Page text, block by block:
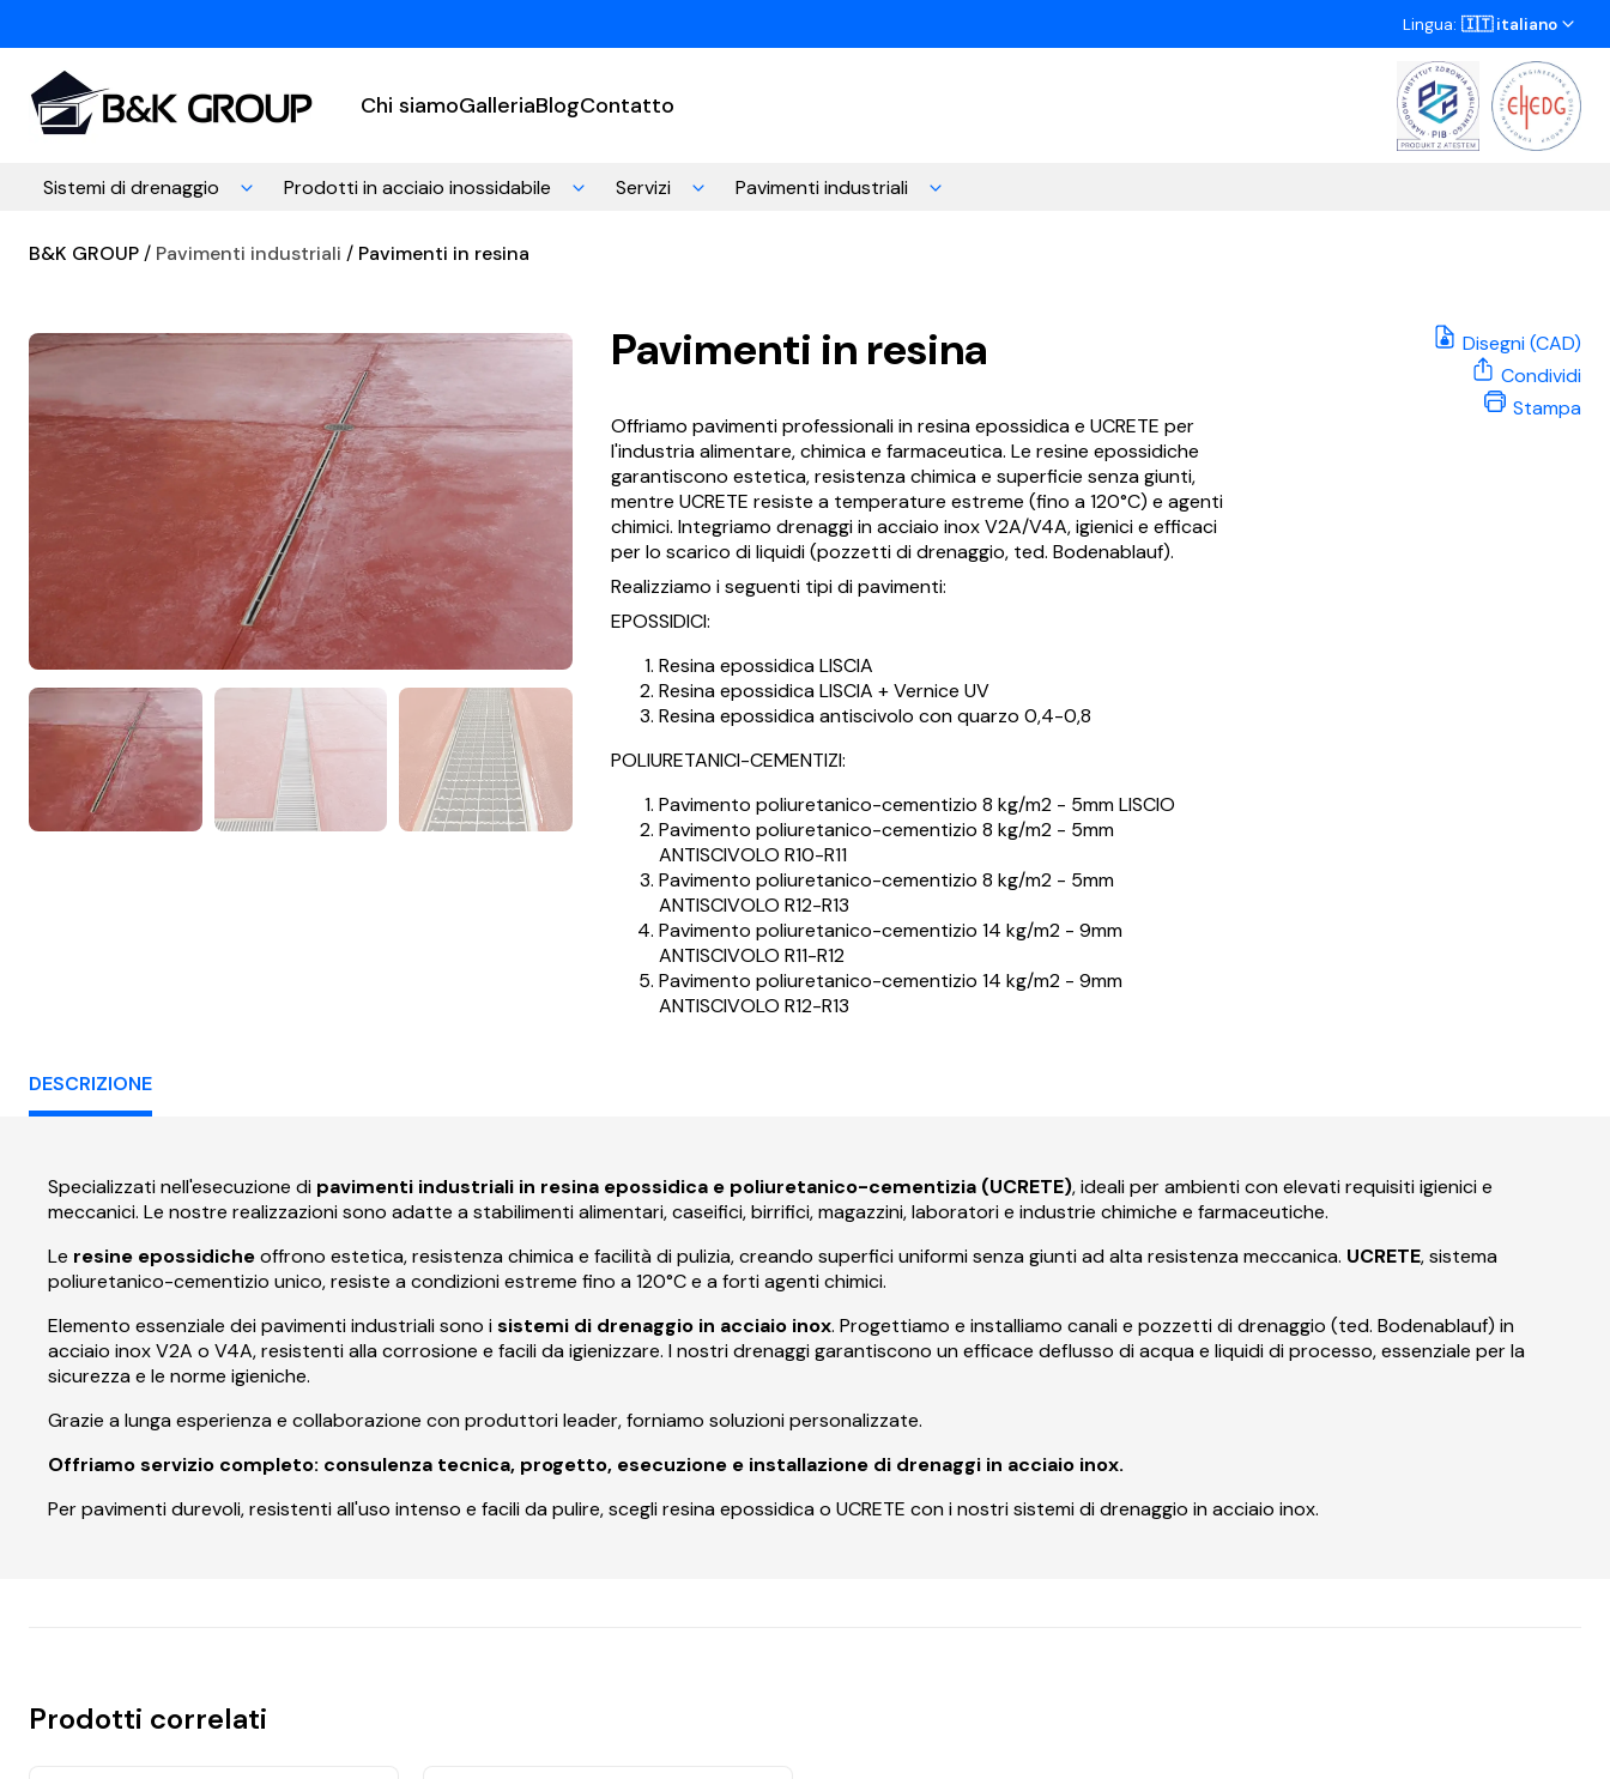
Lingua: 🇮🇹 italiano
Chi siamoGalleriaBlogContatto
Sistemi di drenaggio Prodotti in acciaio inossidabile Servizi Pavimenti industriali
B&K GROUP Pavimenti industriali Pavimenti in resina
Pavimenti in resina
Offriamo pavimenti professionali in resina epossidica e UCRETE per
l'industria alimentare, chimica e farmaceutica. Le resine epossidiche
garantiscono estetica, resistenza chimica e superficie senza giunti,
mentre UCRETE resiste a temperature estreme (fino a 120°C) e agenti
chimici. Integriamo drenaggi in acciaio inox V2A/V4A, igienici e efficaci
per lo scarico di liquidi (pozzetti di drenaggio, ted. Bodenablauf).
Realizziamo i seguenti tipi di pavimenti:
EPOSSIDICI:
Resina epossidica LISCIA
Resina epossidica LISCIA + Vernice UV
Resina epossidica antiscivolo con quarzo 0,4-0,8
POLIURETANICI-CEMENTIZI:
Pavimento poliuretanico-cementizio 8 kg/m2 - 5mm LISCIO
Pavimento poliuretanico-cementizio 8 kg/m2 - 5mm
ANTISCIVOLO R10-R11
Pavimento poliuretanico-cementizio 8 kg/m2 - 5mm
ANTISCIVOLO R12-R13
Pavimento poliuretanico-cementizio 14 kg/m2 - 9mm
ANTISCIVOLO R11-R12
Pavimento poliuretanico-cementizio 14 kg/m2 - 9mm
ANTISCIVOLO R12-R13
Disegni (CAD)
Condividi
Stampa
DESCRIZIONE
Specializzati nell'esecuzione di pavimenti industriali in resina epossidica e poliuretanico-cementizia (UCRETE), ideali per ambienti con elevati requisiti igienici e
meccanici. Le nostre realizzazioni sono adatte a stabilimenti alimentari, caseifici, birrifici, magazzini, laboratori e industrie chimiche e farmaceutiche.
Le resine epossidicheoffrono estetica, resistenza chimica e facilità di pulizia, creando superfici uniformi senza giunti ad alta resistenza meccanica. UCRETE, sistema
poliuretanico-cementizio unico, resiste a condizioni estreme fino a 120°C e a forti agenti chimici.
Elemento essenziale dei pavimenti industriali sono i sistemi di drenaggio in acciaio inox. Progettiamo e installiamo canali e pozzetti di drenaggio (ted. Bodenablauf) in
acciaio inox V2A o V4A, resistenti alla corrosione e facili da igienizzare. I nostri drenaggi garantiscono un efficace deflusso di acqua e liquidi di processo, essenziale per la
sicurezza e le norme igieniche.
Grazie a lunga esperienza e collaborazione con produttori leader, forniamo soluzioni personalizzate.
Offriamo servizio completo: consulenza tecnica, progetto, esecuzione e installazione di drenaggi in acciaio inox.
Per pavimenti durevoli, resistenti all'uso intenso e facili da pulire, scegli resina epossidica o UCRETE con i nostri sistemi di drenaggio in acciaio inox.
Prodotti correlati